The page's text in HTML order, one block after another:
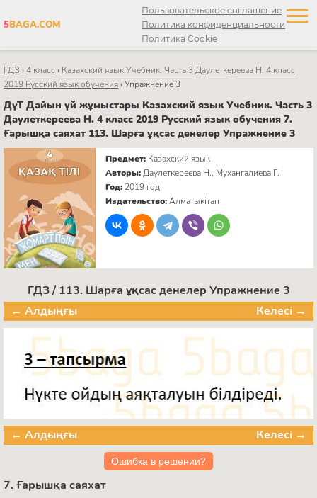
5BAGA.COM
Пользовательское соглашение
Политика конфиденциальности
Политика Cookie
ГДЗ ›4 класс › Казахский язык Учебник. Часть 3 Даулеткереева Н. 4 класс
2019 Русский язык обучения›Упражнение 3
ДүТ Дайын үй жұмыстары Казахский язык Учебник. Часть 3
Даулеткереева Н. 4 класс 2019 Русский язык обучения 7.
Ғарышқа саяхат 113. Шарға ұқсас денелер Упражнение 3
Предмет: Казахский язык
Авторы:Даулеткереева Н., Мухангалиева Г.
Год: 2019 год
Издательство:Алматыкітап
ГДЗ / 113. Шарға ұқсас денелер Упражнение 3
← Алдыңғы
Келесі →
← Алдыңғы Келесі →
Ошибка в решении?
7. Ғарышқа саяхат